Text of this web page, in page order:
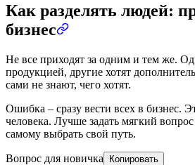
Как разделять людей:
бизнес
Не все приходят за одним и тем же.
продукцией, другие хотят
сами не знают, чего хотят.
Ошибка – сразу вести всех в бизнес.
человека. Лучше задать мягкий
самому выбрать свой путь.
Вопрос для новичка Копировать